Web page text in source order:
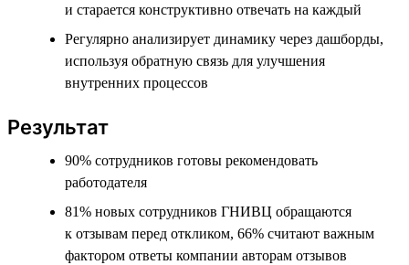
и старается конструктивно отвечать на каждый
Регулярно анализирует динамику через дашборды,
используя обратную связь для улучшения
внутренних процессов
Результат
90% сотрудников готовы рекомендовать
работодателя
81% новых сотрудников ГНИВЦ обращаются
к отзывам перед откликом, 66% считают важным
фактором ответы компании авторам отзывов